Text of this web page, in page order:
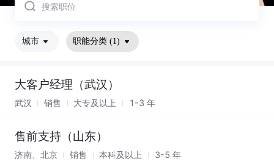
城市 职能分类 (1)
大客户经理（武汉）
武汉 销售 大专及以上 1-3 年
售前支持（山东）
济南、北京 销售 本科及以上 3-5 年